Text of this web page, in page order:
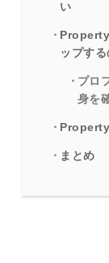
い
ップす
プロ
身を
まとめ